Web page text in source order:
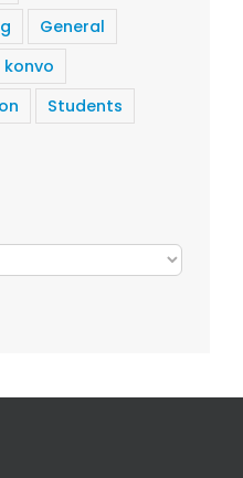
General
konvo
Students